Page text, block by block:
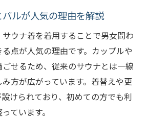
ルが人気の理由を解説
ウナ着を着用することで男女問わ
点が人気の理由です。カップルや
せるため、従来のサウナとは一線
方が広がっています。着替えや更
けられており、初めての方でも利
ています。